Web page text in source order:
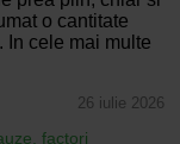
o cantitate
In cele mai multe
26 iulie 2026
factori